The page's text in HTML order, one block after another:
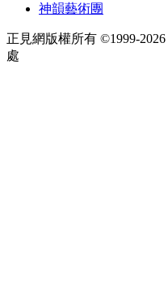
神韻藝術團
正見網版權所有 ©1999-
處